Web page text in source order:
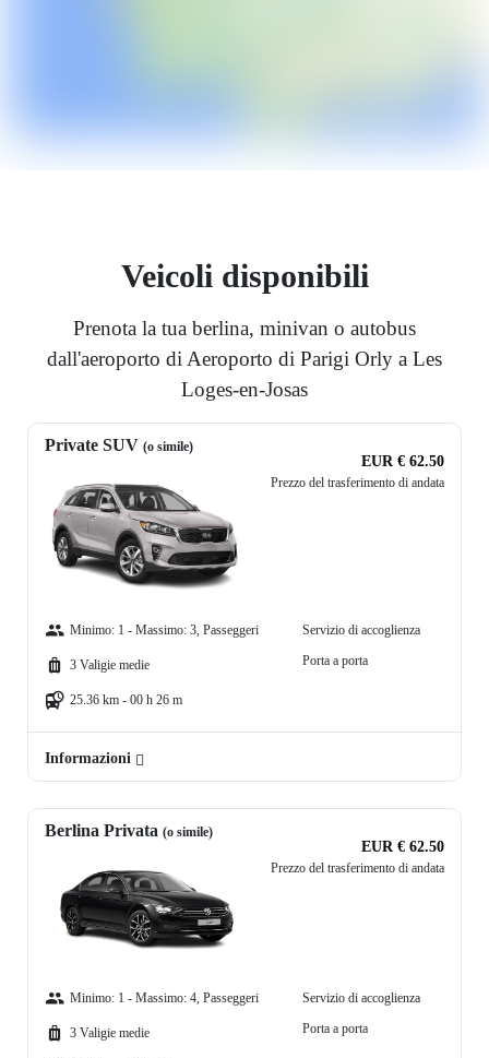
Veicoli disponibili
Prenota la tua berlina, minivan o autobus
dall'aeroporto di Aeroporto di Parigi Orly a Les
Loges-en-Josas
Private SUV (o simile)
EUR € 62.50
Prezzo del trasferimento di andata
Minimo: 1 - Massimo: 3, Passeggeri
3 Valigie medie
25.36 km - 00 h 26 m
Servizio di accoglienza
Porta a porta
Informazioni
Berlina Privata (o simile)
EUR € 62.50
Prezzo del trasferimento di andata
Minimo: 1 - Massimo: 4, Passeggeri
3 Valigie medie
Servizio di accoglienza
Porta a porta